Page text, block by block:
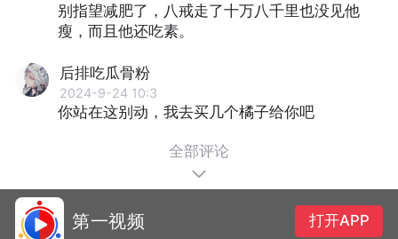
别指望减肥了，⼋戒⾛了⼗万⼋千⾥也没见他
瘦，⽽且他还吃素。
后排吃瓜骨粉
2024-9-24 10:3
你站在这别动，我去买几个橘子给你吧
全部评论
第一视频 打开APP